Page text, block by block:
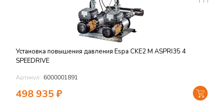
Установка повышения давления Espa CKE2 M ASPRI35 4
SPEEDRIVE
Артикул: 6000001891
498 935₽